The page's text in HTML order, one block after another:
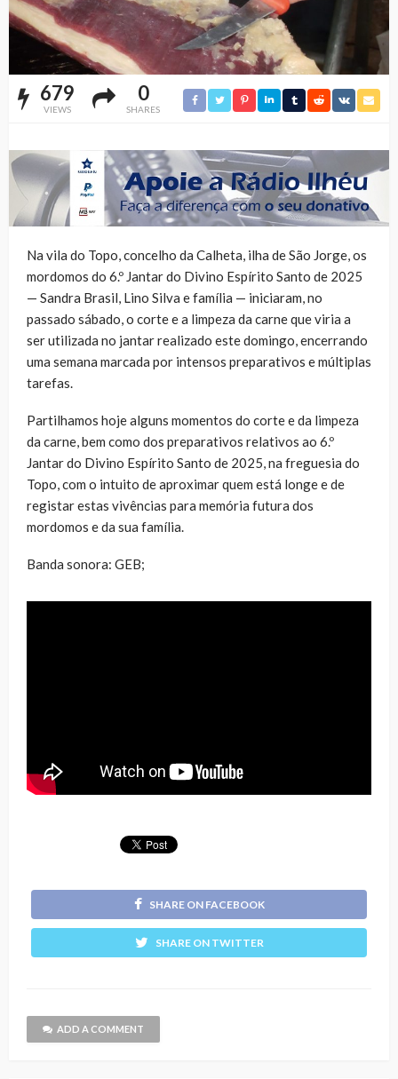
679
VIEWS
0
SHARES
Na vila do Topo, concelho da Calheta, ilha de São Jorge, os
mordomos do 6.º Jantar do Divino Espírito Santo de 2025
— Sandra Brasil, Lino Silva e família — iniciaram, no
passado sábado, o corte e a limpeza da carne que viria a
ser utilizada no jantar realizado este domingo, encerrando
uma semana marcada por intensos preparativos e múltiplas
tarefas.
Partilhamos hoje alguns momentos do corte e da limpeza
da carne, bem como dos preparativos relativos ao 6.º
Jantar do Divino Espírito Santo de 2025, na freguesia do
Topo, com o intuito de aproximar quem está longe e de
registar estas vivências para memória futura dos
mordomos e da sua família.
Banda sonora: GEB;
SHARE ON FACEBOOK
SHARE ON TWITTER
ADD A COMMENT